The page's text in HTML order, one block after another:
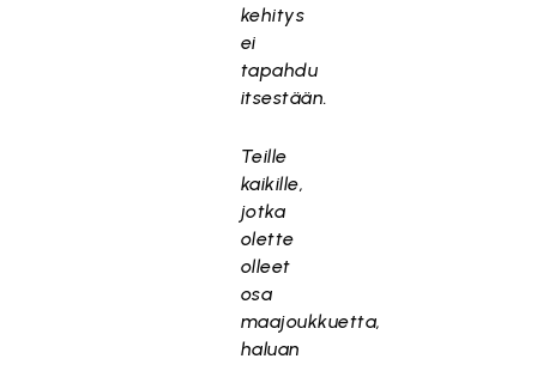
kehitys
ei
tapahdu
itsestään.
Teille
kaikille,
jotka
olette
olleet
osa
maajoukkuetta,
haluan